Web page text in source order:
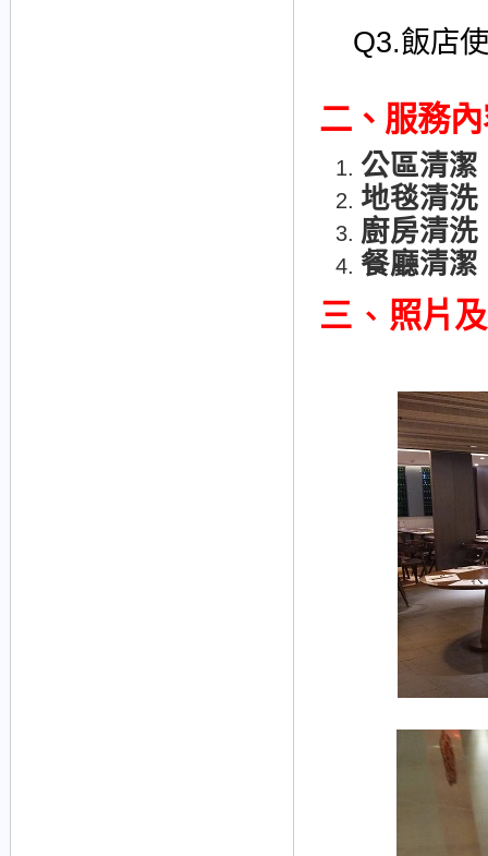
Q3.飯店
二、 服務
公區清潔
地毯清洗
廚房清洗
餐廳清潔
三 、 照片